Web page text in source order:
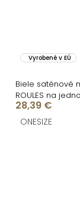
Vyrobené v EÚ
Biele saténové
ROULES na jedno
rameno
28,39 €
ONESIZE